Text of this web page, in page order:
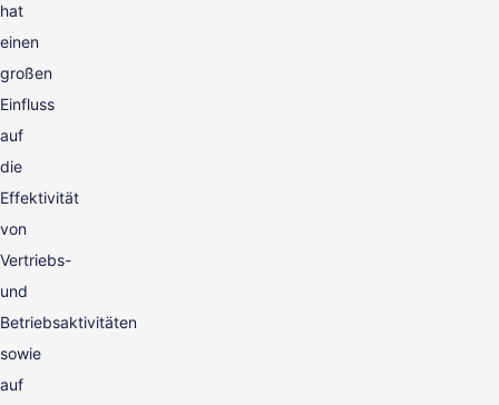
hat
einen
großen
Einfluss
auf
die
Effektivität
von
Vertriebs-
und
Betriebsaktivitäten
sowie
auf